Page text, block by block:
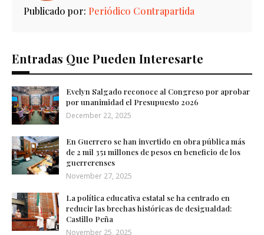
Publicado por: Periódico Contrapartida
Entradas Que Pueden Interesarte
Evelyn Salgado reconoce al Congreso por aprobar
por unanimidad el Presupuesto 2026
December 22, 2025
En Guerrero se han invertido en obra pública más
de 2 mil 351 millones de pesos en beneficio de los
guerrerenses
November 27, 2025
La política educativa estatal se ha centrado en
reducir las brechas históricas de desigualdad:
Castillo Peña
November 25, 2025